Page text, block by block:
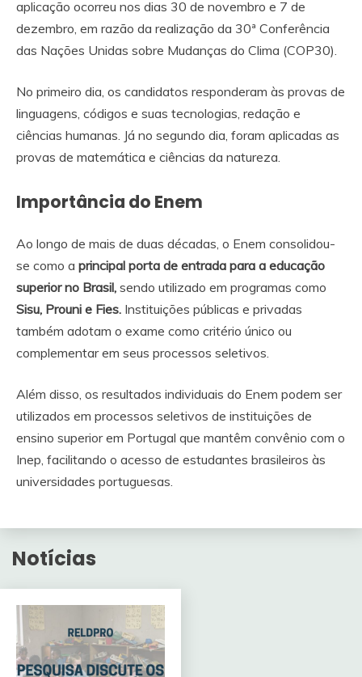
aplicação ocorreu nos dias 30 de novembro e 7 de
dezembro, em razão da realização da 30ª Conferência
das Nações Unidas sobre Mudanças do Clima (COP30).
No primeiro dia, os candidatos responderam às provas de
linguagens, códigos e suas tecnologias, redação e
ciências humanas. Já no segundo dia, foram aplicadas as
provas de matemática e ciências da natureza.
Importância do Enem
Ao longo de mais de duas décadas, o Enem consolidou-
se como a principal porta de entrada para a educação
superior no Brasil, sendo utilizado em programas como
Sisu, Prouni e Fies. Instituições públicas e privadas
também adotam o exame como critério único ou
complementar em seus processos seletivos.
Além disso, os resultados individuais do Enem podem ser
utilizados em processos seletivos de instituições de
ensino superior em Portugal que mantêm convênio com o
Inep, facilitando o acesso de estudantes brasileiros às
universidades portuguesas.
Notícias